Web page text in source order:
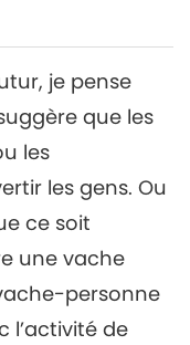
02-23 5363Vues
conscience
5/14
conscience
6/14
je pense
que les
les
les gens. Ou
ce soit
une vache
personne
l’activité de